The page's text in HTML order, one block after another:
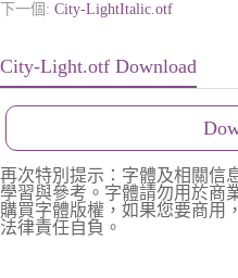
下一個: City-LightItalic.otf
City-Light.otf Download
再次特別提示：字體及相關信
學習與參考。字體請勿用於商
購買字體版權，如果您要商用
法律責任自負。